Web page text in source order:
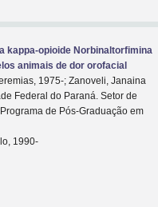
kappa-opioide Norbinaltorfimina
animais de dor orofacial
1975-; Zanoveli, Janaina
Federal do Paraná. Setor de
de Pós-Graduação em
1990-